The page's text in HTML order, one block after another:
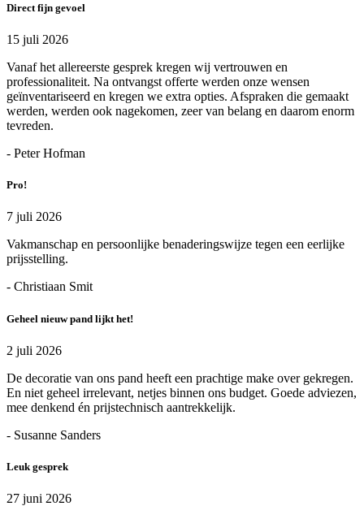
Direct fijn gevoel
15 juli 2026
Vanaf het allereerste gesprek kregen wij vertrouwen en
professionaliteit. Na ontvangst offerte werden onze wensen
geïnventariseerd en kregen we extra opties. Afspraken die gemaakt
werden, werden ook nagekomen, zeer van belang en daarom enorm
tevreden.
- Peter Hofman
Pro!
7 juli 2026
Vakmanschap en persoonlijke benaderingswijze tegen een eerlijke
prijsstelling.
- Christiaan Smit
Geheel nieuw pand lijkt het!
2 juli 2026
De decoratie van ons pand heeft een prachtige make over gekregen.
En niet geheel irrelevant, netjes binnen ons budget. Goede adviezen,
mee denkend én prijstechnisch aantrekkelijk.
- Susanne Sanders
Leuk gesprek
27 juni 2026